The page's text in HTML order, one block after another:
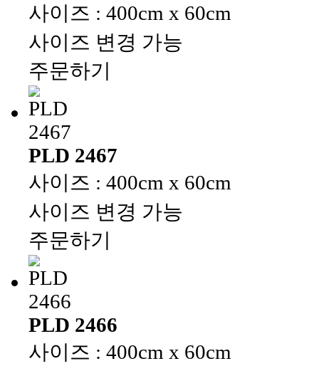
사이즈 : 400cm x 60cm
사이즈 변경 가능
주문하기
PLD 2467
사이즈 : 400cm x 60cm
사이즈 변경 가능
주문하기
PLD 2466
사이즈 : 400cm x 60cm